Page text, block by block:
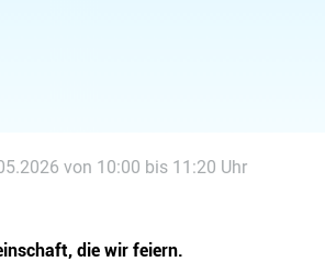
von 10:00 bis 11:20 Uhr
die wir feiern.